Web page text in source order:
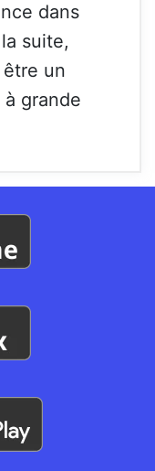
dans
suite,
un
grande